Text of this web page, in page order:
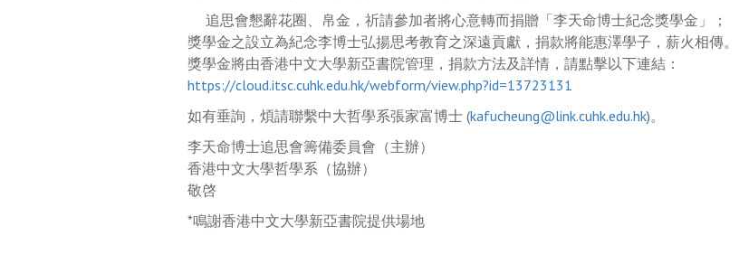
追思會懇辭花圈、帛金，祈請參加者將心意轉而捐贈「李天命博士紀念獎學金」；
獎學金之設立為紀念李博士弘揚思考教育之深遠貢獻，捐款將能惠澤學子，薪火相傳。
獎學金將由香港中文大學新亞書院管理，捐款方法及詳情，請點擊以下連結：
https://cloud.itsc.cuhk.edu.hk/webform/view.php?id=13723131
如有垂詢，煩請聯繫中大哲學系張家富博士 (kafucheung@link.cuhk.edu.hk)。
李天命博士追思會籌備委員會（主辦）
香港中文大學哲學系（協辦）
敬啓
*鳴謝香港中文大學新亞書院提供場地